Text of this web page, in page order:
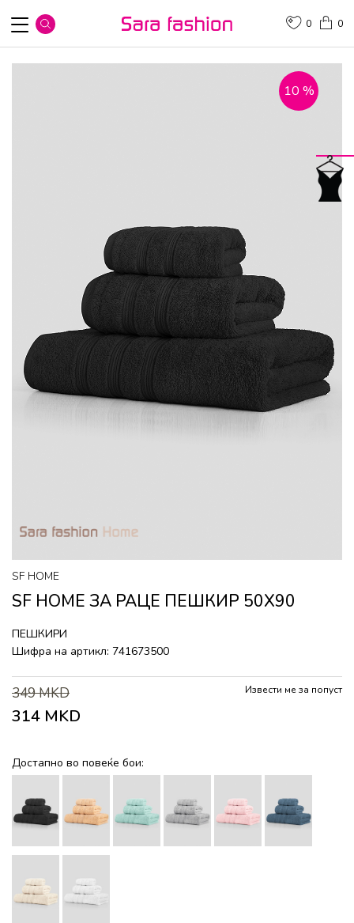
0
0
10 %
SF HOME
SF HOME ЗА РАЦЕ ПЕШКИР 50Х90
ПЕШКИРИ
Шифра на артикл: 741673500
349MKD
314 MKD
Извести ме за попуст
Достапно во повеќе бои: